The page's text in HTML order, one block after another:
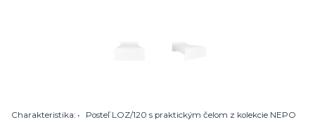
Charakteristika: • Posteľ LOZ/120 s praktickým čelom z kolekcie NEPO